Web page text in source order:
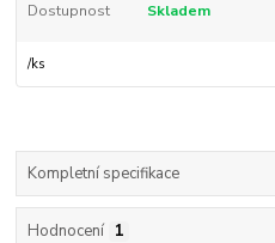
Dostupnost Skladem
/ks
Kompletní specifikace
Hodnocení 1